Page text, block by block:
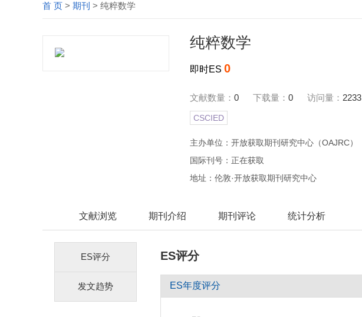
首 页 > 期刊 > 纯粹数学
纯粹数学
即时ES 0
文献数量： 0 下载量： 0 访问量： 2233
CSCIED
主办单位：开放获取期刊研究中心（OAJRC）
国际刊号：正在获取
地址：伦敦·开放获取期刊研究中心
文献浏览 期刊介绍 期刊评论 统计分析
ES评分
发文趋势
ES评分
ES年度评分